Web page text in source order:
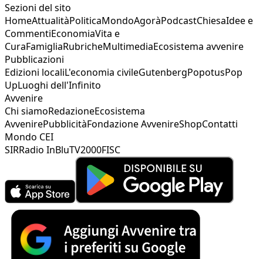
Sezioni del sito
HomeAttualitàPoliticaMondoAgoràPodcastChiesaIdee e
CommentiEconomiaVita e
CuraFamigliaRubricheMultimediaEcosistema avvenire
Pubblicazioni
Edizioni localiL'economia civileGutenbergPopotusPop
UpLuoghi dell'Infinito
Avvenire
Chi siamoRedazioneEcosistema
AvvenirePubblicitàFondazione AvvenireShopContatti
Mondo CEI
SIRRadio InBluTV2000FISC